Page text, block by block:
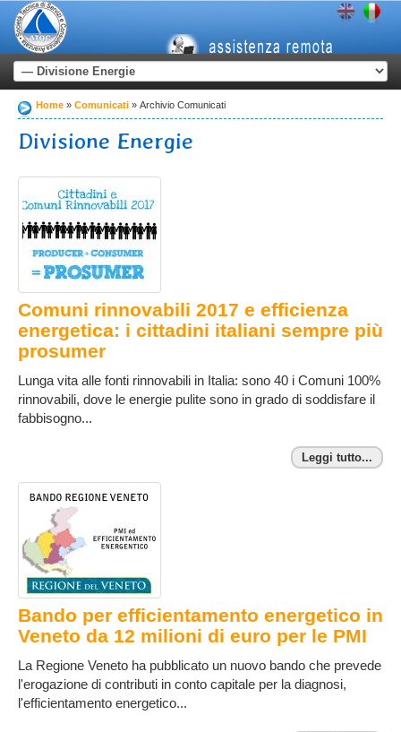
Home Comunicati Archivio Comunicati
Divisione Energie
Comuni rinnovabili 2017 e efficienza
energetica: i cittadini italiani sempre più
prosumer
Lunga vita alle fonti rinnovabili in Italia: sono 40 i Comuni 100%
rinnovabili, dove le energie pulite sono in grado di soddisfare il
fabbisogno...
Leggi tutto...
Bando per efficientamento energetico in
Veneto da 12 milioni di euro per le PMI
La Regione Veneto ha pubblicato un nuovo bando che prevede
l'erogazione di contributi in conto capitale per la diagnosi,
l'efficientamento energetico...